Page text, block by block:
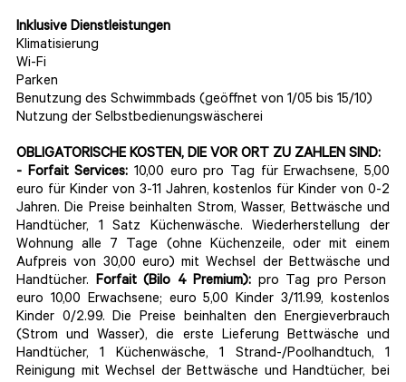
Inklusive Dienstleistungen
Klimatisierung
Wi-Fi
Parken
Benutzung des Schwimmbads (geöffnet von 1/05 bis 15/10)
Nutzung der Selbstbedienungswäscherei
OBLIGATORISCHE KOSTEN, DIE VOR ORT ZU ZAHLEN SIND:
- Forfait Services: 10,00 euro pro Tag für Erwachsene, 5,00
euro für Kinder von 3-11 Jahren, kostenlos für Kinder von 0-2
Jahren. Die Preise beinhalten Strom, Wasser, Bettwäsche und
Handtücher, 1 Satz Küchenwäsche. Wiederherstellung der
Wohnung alle 7 Tage (ohne Küchenzeile, oder mit einem
Aufpreis von 30,00 euro) mit Wechsel der Bettwäsche und
Handtücher. Forfait (Bilo 4 Premium): pro Tag pro Person
euro 10,00 Erwachsene; euro 5,00 Kinder 3/11.99, kostenlos
Kinder 0/2.99. Die Preise beinhalten den Energieverbrauch
(Strom und Wasser), die erste Lieferung Bettwäsche und
Handtücher, 1 Küchenwäsche, 1 Strand-/Poolhandtuch, 1
Reinigung mit Wechsel der Bettwäsche und Handtücher, bei